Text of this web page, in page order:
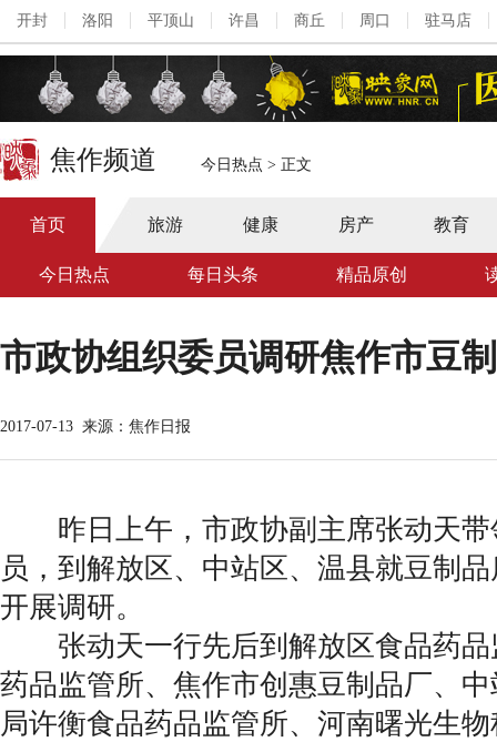
开封 洛阳 平顶山 许昌 商丘 周口 驻马店
焦作频道 今日热点 > 正文
首页 旅游 健康 房产 教育
今日热点 每日头条 精品原创
市政协组织委员调研焦作市豆
2017-07-13 来源：焦作日报
昨日上午，市政协副主席张动天带
员，到解放区、中站区、温县就豆制
开展调研。
张动天一行先后到解放区食品药品
药品监管所、焦作市创惠豆制品厂、
局许衡食品药品监管所、河南曙光生